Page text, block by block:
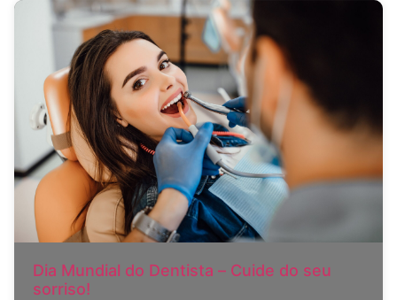
Dia Mundial do Dentista – Cuide do seu
sorriso!